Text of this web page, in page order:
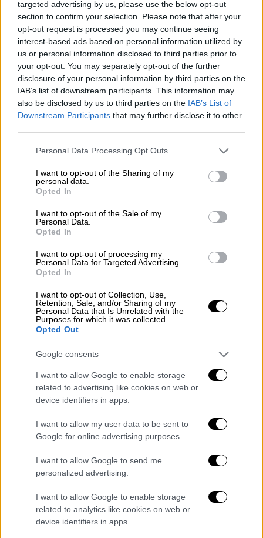
targeted advertising by us, please use the below opt-out
section to confirm your selection. Please note that after your
opt-out request is processed you may continue seeing
interest-based ads based on personal information utilized by
us or personal information disclosed to third parties prior to
your opt-out. You may separately opt-out of the further
disclosure of your personal information by third parties on the
IAB’s list of downstream participants. This information may
also be disclosed by us to third parties on the IAB’s List of
Downstream Participants that may further disclose it to other
Please note that this website/app uses one or more Google
not limited to your visit or usage behaviour. You may click to
grant or deny consent to Google and its third-party tags to
use your data for below specified purposes in below Google
consent section.
Personal Data Processing Opt Outs
I want to opt-out of the Sharing of my
personal data.
Opted In
I want to opt-out of the Sale of my
Personal Data.
Opted In
I want to opt-out of processing my
Personal Data for Targeted Advertising.
Opted In
I want to opt-out of Collection, Use,
Retention, Sale, and/or Sharing of my
Personal Data that Is Unrelated with the
Purposes for which it was collected.
Opted Out
Google consents
I want to allow Google to enable storage
related to advertising like cookies on web or
device identifiers in apps.
I want to allow my user data to be sent to
Google for online advertising purposes.
I want to allow Google to send me
personalized advertising.
I want to allow Google to enable storage
related to analytics like cookies on web or
device identifiers in apps.
άλλο επιθετικό θα πρέπει να είναι πολύ
καλύτερος αυτών που έχουμε. Αυτό που
διαπίστωσα από όσα παρατήρησα αυτούς
τους πέντε μήνες σε όλες τις προπονήσεις
είναι ένα ψυχολογικό ζήτημα. Ξεκίνησαν να
σκέφτονται «δεν σκοράρω, δεν σκοράρω»
και όταν ξεκινάς να σκέφτεσαι έτσι, δεν
σκοράρεις. Επίσης, μερικές φορές πρέπει να
είναι πιο συγκεντρωμένοι τη στιγμή των
τελειωμάτων των φάσεων στις
προπονήσεις. Τους δώσαμε το παράδειγμα
παικτών, όπως ο Ιντζάγκι. Ο Ιντζάγκι μία
ημέρα μου είπε «ποτέ δεν χάνεις ένα γκολ
στην προπόνηση».
«Βασικός στόχος ο πρωταθλητισμός»
Για το αν θα μπορούσε ο Πρίγιοβιτς να είναι
μία επιλογή για την κορυφή της επίθεσης
του ΠΑΟΚ τη δεδομένη χρονική στιγμή: «Ο
σύλλογος ζει με τις μνήμες και το
καταλαβαίνω αυτό. Zει με τις μνήμες του
πρωταθλήματος που κατέκτησε το 2019.
Ήταν κάτι εκπληκτικό για τον σύλλογο και
όλοι προσπαθούν να επαναλάβουν εκείνο το
επίτευγμα αλλά αυτό δεν είναι δυνατόν. Δεν
είναι δυνατόν. Οι άνθρωποι πρέπει να
κοιτάζουν μπροστά. Επειδή εκείνο (το
πρωτάθλημα) ήταν κάτι το μοναδικό και
θα είναι το ίδιο. Για εμένα, μπορώ να σας πω,
ότι ήταν ο λόγος που έγειρε τη ζυγαριά στο
να επιλέξω τον ΠΑΟΚ».
Και πρόσθεσε: «Μία ομάδα όπως ο ΠΑΟΚ με